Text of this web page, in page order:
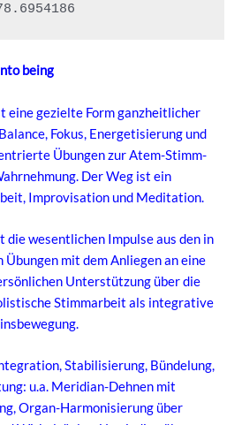
being
eine gezielte Form ganzheitlicher
Fokus, Energetisierung und
Übungen zur Atem-Stimm-
Der Weg ist ein
Improvisation und Meditation.
die wesentlichen Impulse aus den in
Übungen mit dem Anliegen an eine
Unterstützung über die
Stimmarbeit als integrative
Stabilisierung, Bündelung,
u.a. Meridian-Dehnen mit
Organ-Harmonisierung über